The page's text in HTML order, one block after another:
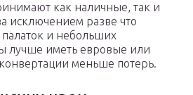
как наличные, так и
исключением разве что
и небольших
лучше иметь евровые или
меньше потерь.